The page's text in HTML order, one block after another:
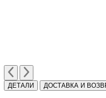
ДЕТАЛИ ДОСТАВКА И